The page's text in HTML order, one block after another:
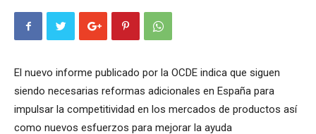
El nuevo informe publicado por la OCDE indica que siguen
siendo necesarias reformas adicionales en España para
impulsar la competitividad en los mercados de productos así
como nuevos esfuerzos para mejorar la ayuda